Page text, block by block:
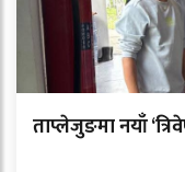
ताप्लेजुङमा नयाँ